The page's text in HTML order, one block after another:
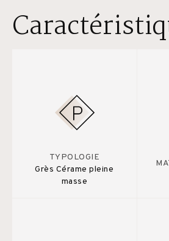
TYPOLOGIE
Grès Cérame pleine
masse